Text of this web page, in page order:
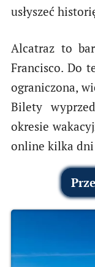
usłyszeć
Alcatraz to
Francisco. Do
ograniczona,
Bilety
okresie
online kilka dni